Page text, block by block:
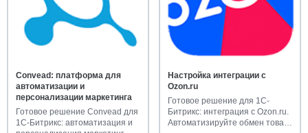
Convead: платформа для
автоматизации и
персонализации маркетинга
Готовое решение Convead для
1С-Битрикс: автоматизация и
Настройка интеграции с
Ozon.ru
Готовое решение для 1С-
Битрикс: интеграция с Ozon.ru.
Автоматизируйте обмен това…